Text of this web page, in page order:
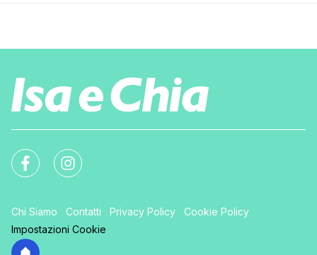
Chi Siamo Contatti Privacy Policy
Cookie Policy
Impostazioni Cookie